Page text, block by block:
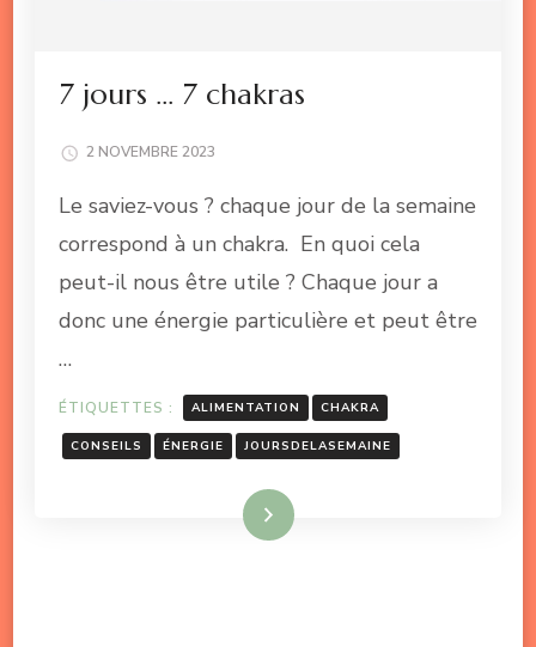
7 jours … 7 chakras
2 NOVEMBRE 2023
Le saviez-vous ? chaque jour de la semaine
correspond à un chakra. En quoi cela
peut-il nous être utile ? Chaque jour a
donc une énergie particulière et peut être
…
ÉTIQUETTES : ALIMENTATION CHAKRA
CONSEILS ÉNERGIE JOURSDELASEMAINE
Lire la suite